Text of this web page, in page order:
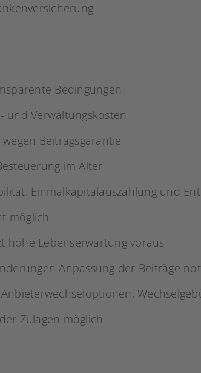
Bedingungen
und Verwaltungskosten
Beitragsgarantie
im Alter
Einmalkapitalauszahlung und
möglich
hohe Lebenserwartung voraus
Anpassung der Beiträge
Zulagen möglich